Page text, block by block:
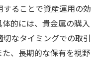
ることで資産運用の効
的には、貴金属の購入
なタイミングでの取引
、長期的な保有を視野